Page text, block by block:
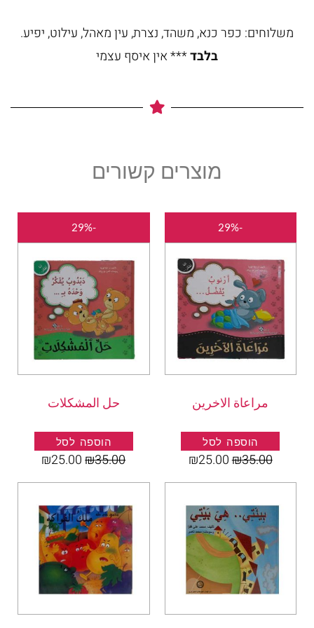
משלוחים: כפר כנא, משהד, נצרת, עין מאהל, עילוט, יפיע.
בלבד*** אין איסף עצמי
מוצרים קשורים
-29%
مراعاة الاخرين
הוספה לסל
₪35.00
המחיר
המקורי
₪35.00.
₪25.00
₪25.00.
-29%
حل المشكلات
הוספה לסל
₪35.00
המחיר
המקורי
₪35.00.
₪25.00
₪25.00.